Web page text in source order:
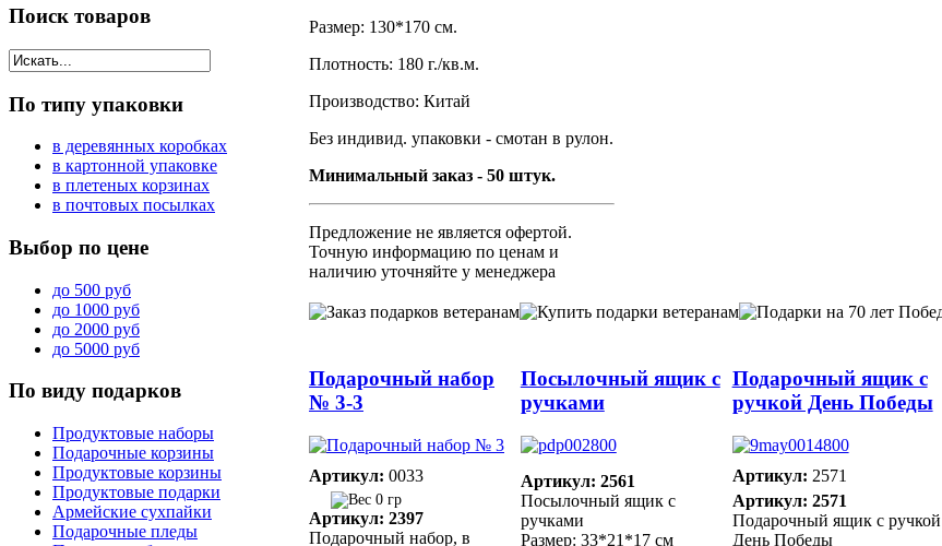
Размер: 130*170 см.
Плотность: 180 г./кв.м.
Производство: Китай
Без индивид. упаковки - смотан в рулон.
Минимальный заказ - 50 штук.
Предложение не является офертой.
Точную информацию по ценам и
наличию уточняйте у менеджера
Подарочный набор
№ 3-3
Артикул: 0033
0 гр
Артикул: 2397
Подарочный набор, в
Посылочный ящик с
ручками
Артикул: 2561
Посылочный ящик с
ручками
Размер: 33*21*17 см
Подарочный ящик с
ручкой День Победы
Артикул: 2571
Артикул: 2571
Подарочный ящик с ручкой
День Победы
Поиск товаров
По типу упаковки
в деревянных коробках
в картонной упаковке
в плетеных корзинах
в почтовых посылках
Выбор по цене
до 500 руб
до 1000 руб
до 2000 руб
до 5000 руб
По виду подарков
Продуктовые наборы
Подарочные корзины
Продуктовые корзины
Продуктовые подарки
Армейские сухпайки
Подарочные пледы